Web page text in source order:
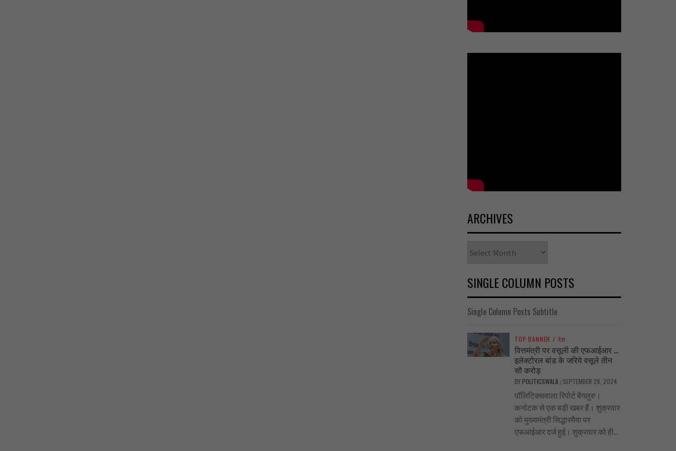
ARCHIVES
SINGLE COLUMN POSTS
Single Column Posts Subtitle
TOP BANNER / देश
वित्तमंत्री पर वसूली की एफआईआर …
इलेक्टोरल बांड के जरिये वसूले तीन
सौ करोड़
BY POLITICSWALA / SEPTEMBER 28, 2024
पॉलिटिक्सवाला रिपोर्ट बेंगलुरु।
कर्नाटक से एक बड़ी खबर हैं। शुक्रवार
को मुख्यमंत्री सिद्धारमैया पर
एफआईआर दर्ज हुई। शुक्रवार को ही...